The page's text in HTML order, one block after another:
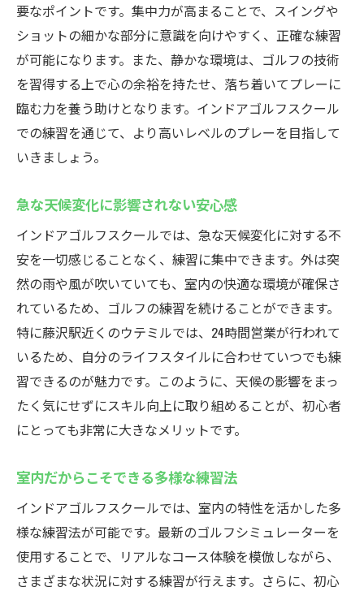
要なポイントです。集中力が高まることで、スイングや
ショットの細かな部分に意識を向けやすく、正確な練習
が可能になります。また、静かな環境は、ゴルフの技術
を習得する上で心の余裕を持たせ、落ち着いてプレーに
臨む力を養う助けとなります。インドアゴルフスクール
での練習を通じて、より高いレベルのプレーを目指して
いきましょう。
急な天候変化に影響されない安心感
インドアゴルフスクールでは、急な天候変化に対する不
安を一切感じることなく、練習に集中できます。外は突
然の雨や風が吹いていても、室内の快適な環境が確保さ
れているため、ゴルフの練習を続けることができます。
特に藤沢駅近くのウテミルでは、24時間営業が行われて
いるため、自分のライフスタイルに合わせていつでも練
習できるのが魅力です。このように、天候の影響をまっ
たく気にせずにスキル向上に取り組めることが、初心者
にとっても非常に大きなメリットです。
室内だからこそできる多様な練習法
インドアゴルフスクールでは、室内の特性を活かした多
様な練習法が可能です。最新のゴルフシミュレーターを
使用することで、リアルなコース体験を模倣しながら、
さまざまな状況に対する練習が行えます。さらに、初心